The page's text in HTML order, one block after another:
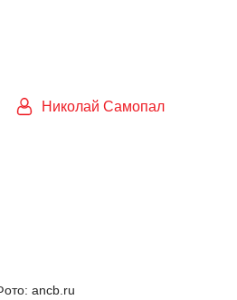
Николай Самопал
ancb.ru